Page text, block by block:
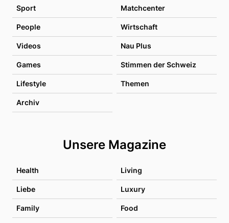
Sport Matchcenter
People Wirtschaft
Videos Nau Plus
Games Stimmen der Schweiz
Lifestyle Themen
Archiv
Unsere Magazine
Health Living
Liebe Luxury
Family Food